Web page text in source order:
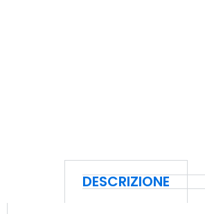
DESCRIZIONE